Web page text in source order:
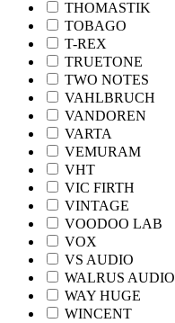
THOMASTIK
TOBAGO
T-REX
TRUETONE
TWO NOTES
VAHLBRUCH
VANDOREN
VARTA
VEMURAM
VHT
VIC FIRTH
VINTAGE
VOODOO LAB
VOX
VS AUDIO
WALRUS AUDIO
WAY HUGE
WINCENT